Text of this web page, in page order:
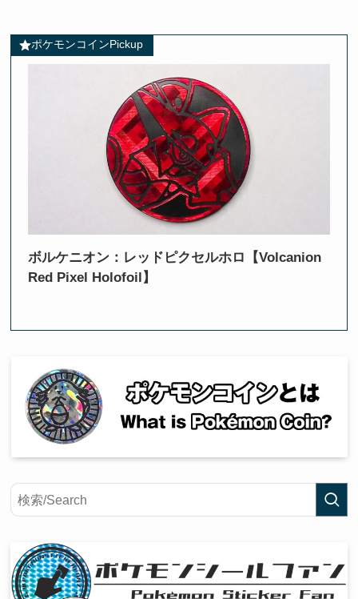
ポケモンコインPickup
ボルケニオン：レッドピクセルホロ【Volcanion
Red Pixel Holofoil】